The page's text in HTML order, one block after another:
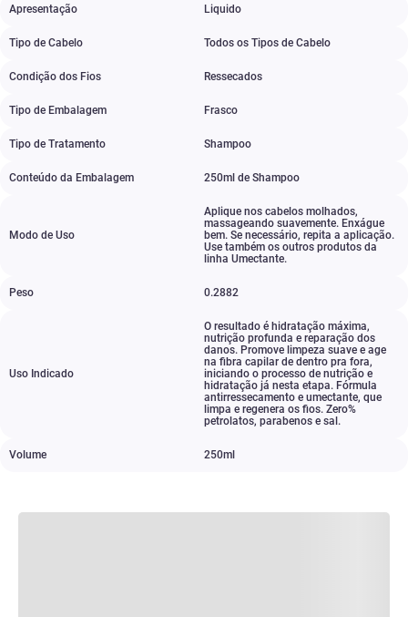
Apresentação Liquido
Tipo de Cabelo Todos os Tipos de Cabelo
Condição dos Fios Ressecados
Tipo de Embalagem Frasco
Tipo de Tratamento Shampoo
Conteúdo da Embalagem 250ml de Shampoo
Modo de Uso
Aplique nos cabelos molhados,
massageando suavemente. Enxágue
bem. Se necessário, repita a aplicação.
Use também os outros produtos da
linha Umectante.
Peso 0.2882
Uso Indicado
O resultado é hidratação máxima,
nutrição profunda e reparação dos
danos. Promove limpeza suave e age
na fibra capilar de dentro pra fora,
iniciando o processo de nutrição e
hidratação já nesta etapa. Fórmula
antirressecamento e umectante, que
limpa e regenera os fios. Zero%
petrolatos, parabenos e sal.
Volume 250ml